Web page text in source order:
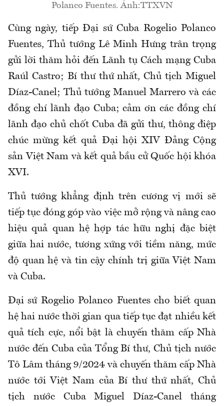
Polanco Fuentes. Ảnh:TTXVN
Cùng ngày, tiếp Đại sứ Cuba Rogelio Polanco
Fuentes, Thủ tướng Lê Minh Hưng trân trọng
gửi lời thăm hỏi đến Lãnh tụ Cách mạng Cuba
Raúl Castro; Bí thư thứ nhất, Chủ tịch Miguel
Díaz-Canel; Thủ tướng Manuel Marrero và các
đồng chí lãnh đạo Cuba; cảm ơn các đồng chí
lãnh đạo chủ chốt Cuba đã gửi thư, thông điệp
chúc mừng kết quả Đại hội XIV Đảng Cộng
sản Việt Nam và kết quả bầu cử Quốc hội khóa
XVI.
Thủ tướng khẳng định trên cương vị mới sẽ
tiếp tục đóng góp vào việc mở rộng và nâng cao
hiệu quả quan hệ hợp tác hữu nghị đặc biệt
giữa hai nước, tương xứng với tiềm năng, mức
độ quan hệ và tin cậy chính trị giữa Việt Nam
và Cuba.
Đại sứ Rogelio Polanco Fuentes cho biết quan
hệ hai nước thời gian qua tiếp tục đạt nhiều kết
quả tích cực, nổi bật là chuyến thăm cấp Nhà
nước đến Cuba của Tổng Bí thư, Chủ tịch nước
Tô Lâm tháng 9/2024 và chuyến thăm cấp Nhà
nước tới Việt Nam của Bí thư thứ nhất, Chủ
tịch nước Cuba Miguel Díaz-Canel tháng